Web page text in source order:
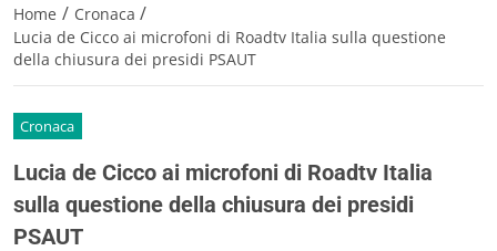
Home / Cronaca /
Lucia de Cicco ai microfoni di Roadtv Italia sulla questione
della chiusura dei presidi PSAUT
Cronaca
Lucia de Cicco ai microfoni di Roadtv Italia
sulla questione della chiusura dei presidi
PSAUT